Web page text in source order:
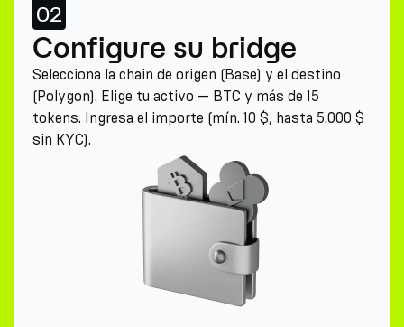
02
Configure su bridge
Selecciona la chain de origen (Base) y el destino
(Polygon). Elige tu activo — BTC y más de 15
tokens. Ingresa el importe (mín. 10 $, hasta 5.000 $
sin KYC).